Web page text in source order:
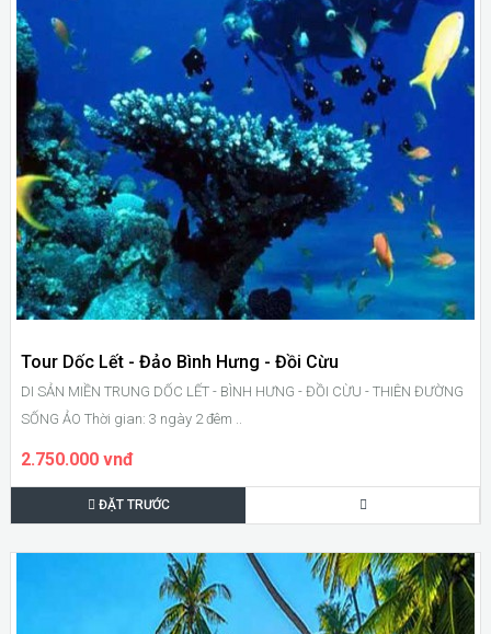
Tour Dốc Lết - Đảo Bình Hưng - Đồi Cừu
DI SẢN MIỀN TRUNG DỐC LẾT - BÌNH HƯNG - ĐỒI CỪU - THIÊN ĐƯỜNG
SỐNG ẢO Thời gian: 3 ngày 2 đêm ..
2.750.000 vnđ
ĐẶT TRƯỚC